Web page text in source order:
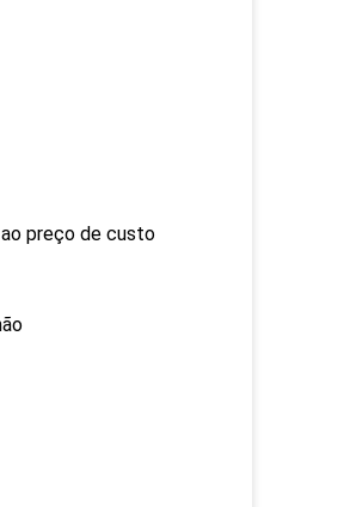
ao preço de custo